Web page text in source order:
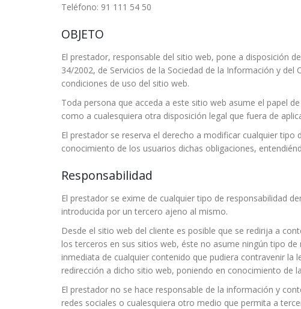
Teléfono: 91 111 54 50
OBJETO
El prestador, responsable del sitio web, pone a disposición
34/2002, de Servicios de la Sociedad de la Información y
condiciones de uso del sitio web.
Toda persona que acceda a este sitio web asume el papel
como a cualesquiera otra disposición legal que fuera de
El prestador se reserva el derecho a modificar cualquier
conocimiento de los usuarios dichas obligaciones,
Responsabilidad
El prestador se exime de cualquier tipo de responsabilidad
introducida por un tercero ajeno al mismo.
Desde el sitio web del cliente es posible que se redirija a
los terceros en sus sitios web, éste no asume ningún tipo
inmediata de cualquier contenido que pudiera contravenir
redirección a dicho sitio web, poniendo en conocimiento de
El prestador no se hace responsable de la información y
redes sociales o cualesquiera otro medio que permita a